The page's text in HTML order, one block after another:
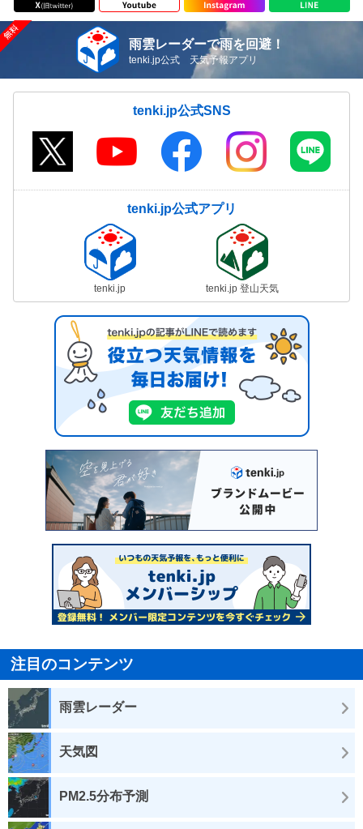
雨雲レーダーで雨を回避！
tenki.jp公式 天気予報アプリ
tenki.jp公式SNS
tenki.jp公式アプリ
tenki.jp tenki.jp 登山天気
注目のコンテンツ
雨雲レーダー
天気図
PM2.5分布予測